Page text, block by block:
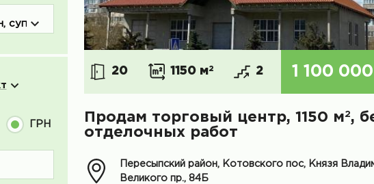
ГРН
20 1150 м2 2 1 100
Продам торговый центр, 1150 м2,
отделочных работ
Пересыпский район, Котовского пос, Князя
Великого пр., 84Б